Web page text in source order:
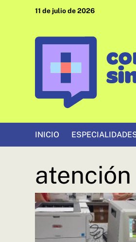
11 de julio de 2026
INICIO